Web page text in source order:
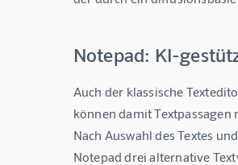
Notepad: KI-
Auch der klassische
können damit
Nach Auswahl des Textes
Notepad drei alternative